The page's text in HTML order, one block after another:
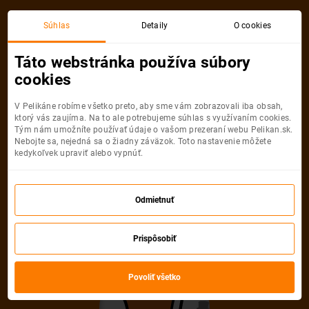
Detail pobytu
Ups! Tento pobyt
nemožno nájsť
Pelikán sa veľmi snažil, ale uvedenú
ponuku nevie nájsť. Možno, že je
neaktuálna alebo uvedená URL adresa
nie je správna.
Súhlas Detaily O cookies
Táto webstránka používa súbory
cookies
V Pelikáne robíme všetko preto, aby sme vám zobrazovali iba obsah,
ktorý vás zaujíma. Na to ale potrebujeme súhlas s využívaním cookies.
Tým nám umožníte používať údaje o vašom prezeraní webu Pelikan.sk.
Nebojte sa, nejedná sa o žiadny záväzok. Toto nastavenie môžete
kedykoľvek upraviť alebo vypnúť.
Odmietnuť
Prispôsobiť
Povoliť všetko